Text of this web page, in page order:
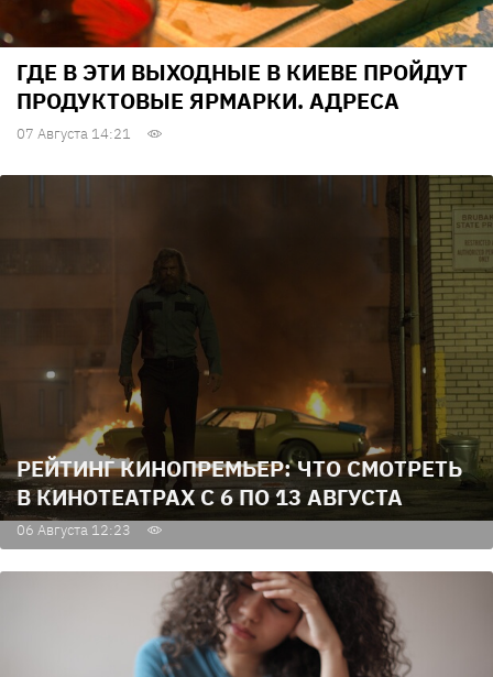
ГДЕ В ЭТИ ВЫХОДНЫЕ В КИЕВЕ ПРОЙДУТ
ПРОДУКТОВЫЕ ЯРМАРКИ. АДРЕСА
07 Августа 14:21
РЕЙТИНГ КИНОПРЕМЬЕР: ЧТО СМОТРЕТЬ
В КИНОТЕАТРАХ С 6 ПО 13 АВГУСТА
06 Августа 12:23